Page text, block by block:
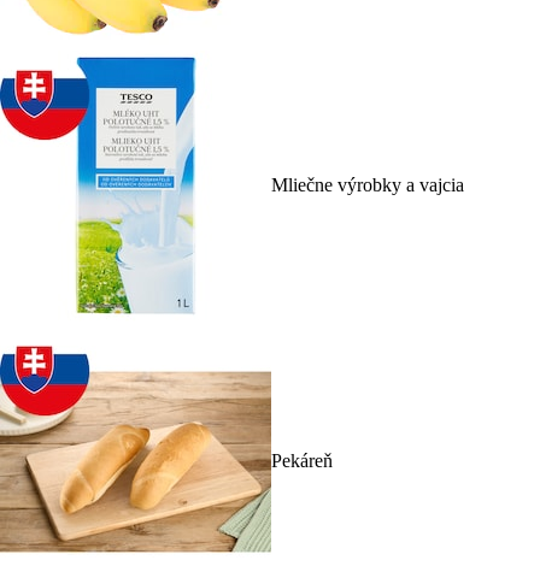
Mliečne výrobky a vajcia
Pekáreň